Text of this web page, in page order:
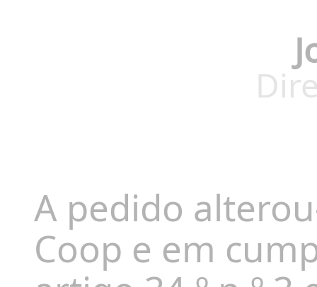
A pedido
Coop e em